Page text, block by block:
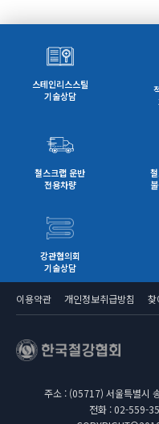
스테인리스스틸
기술상담
철스크랩 운반
전용차량
강관협의회
기술상담
이용약관 개인정보취급방침 찾
주소 : (05717) 서울특별시
전화 : 02-559-